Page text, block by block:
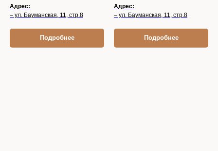
Адрес:
– ул. Бауманская, 11, стр.8
Подробнее
Адрес:
– ул. Бауманская, 11, стр.8
Подробнее